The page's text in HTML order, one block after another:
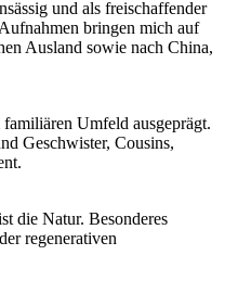
und als freischaffender
bringen mich auf
Ausland sowie nach China,
Umfeld ausgeprägt.
Geschwister, Cousins,
die Natur. Besonderes
regenerativen